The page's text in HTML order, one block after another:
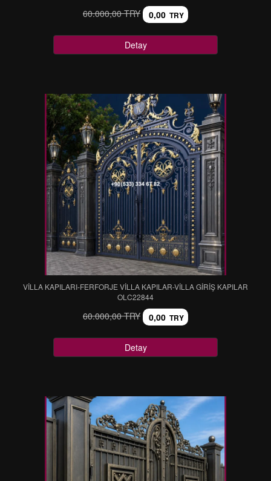
60.000,00 TRY 0,00 TRY
Detay
VİLLA KAPILARI-FERFORJE VİLLA KAPILAR-VİLLA GİRİŞ KAPILAR
OLC22844
60.000,00 TRY 0,00 TRY
Detay